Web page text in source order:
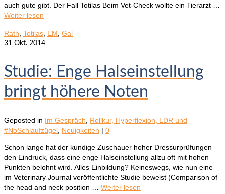
auch gute gibt. Der Fall Totilas Beim Vet-Check wollte ein Tierarzt …
Weiter lesen
Rath Totilas EM Gal
31 Okt. 2014
Studie: Enge Halseinstellung
bringt höhere Noten
Geposted in Im Gespräch
Rollkur, Hyperflexion, LDR und
#NoSchlaufzügel Neuigkeiten | 0
Schon lange hat der kundige Zuschauer hoher Dressurprüfungen
den Eindruck, dass eine enge Halseinstellung allzu oft mit hohen
Punkten belohnt wird. Alles Einbildung? Keineswegs, wie nun eine
im Veterinary Journal veröffentlichte Studie beweist (Comparison of
the head and neck position … Weiter lesen